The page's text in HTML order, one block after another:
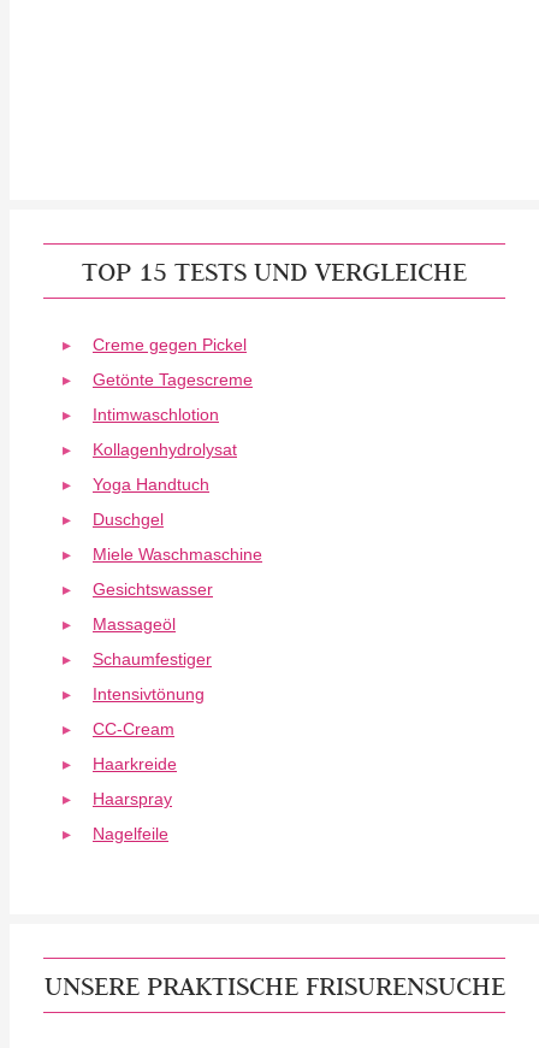
TOP 15 TESTS UND VERGLEICHE
Creme gegen Pickel
Getönte Tagescreme
Intimwaschlotion
Kollagenhydrolysat
Yoga Handtuch
Duschgel
Miele Waschmaschine
Gesichtswasser
Massageöl
Schaumfestiger
Intensivtönung
CC-Cream
Haarkreide
Haarspray
Nagelfeile
UNSERE PRAKTISCHE FRISURENSUCHE